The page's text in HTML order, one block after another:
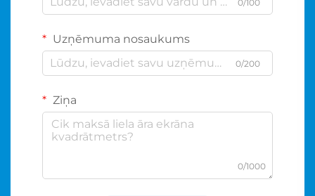
0/100
Uzņēmuma nosaukums
0/200
Ziņa
0/1000